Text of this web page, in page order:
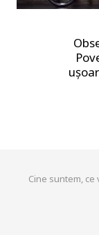
Cine suntem, ce